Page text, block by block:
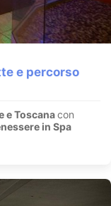
e percorso
e Toscanacon
in Spa